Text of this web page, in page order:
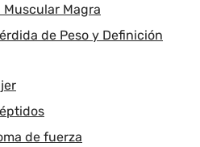
Muscular Magra
de Peso y Definición
de fuerza